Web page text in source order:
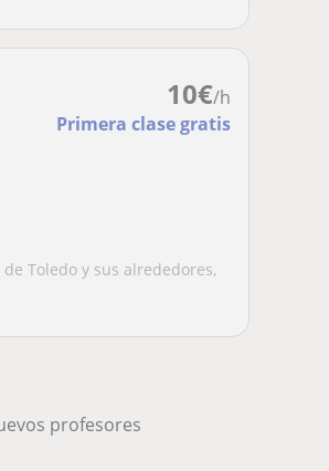
10€/h
Primera clase gratis
Toledo y sus alrededores,
profesores